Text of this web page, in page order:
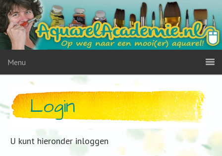
Menu
Login
U kunt hieronder inloggen